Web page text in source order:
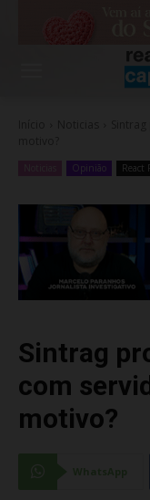
Opinião React
Sintrag
com
motivo?